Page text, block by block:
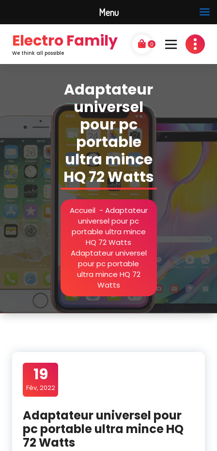
Electro Family
We think all possible
0
Adaptateur
universel
pour pc
portable
ultra mince
HQ 72 Watts
Accueil- Adaptateur
universel pour pc
portable ultra mince
HQ 72 Watts
Adaptateur universel
pour pc portable
ultra mince HQ 72
Watts
19
Fév, 2022
Adaptateur universel pour
pc portable ultra mince HQ
72 Watts
Menu